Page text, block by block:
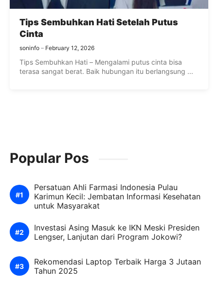
Tips Sembuhkan Hati Setelah Putus
Cinta
soninfo February 12, 2026
Tips Sembuhkan Hati – Mengalami putus cinta bisa
terasa sangat berat. Baik hubungan itu berlangsung ...
Popular Pos
Persatuan Ahli Farmasi Indonesia Pulau
Karimun Kecil: Jembatan Informasi Kesehatan
untuk Masyarakat
Investasi Asing Masuk ke IKN Meski Presiden
Lengser, Lanjutan dari Program Jokowi?
Rekomendasi Laptop Terbaik Harga 3 Jutaan
Tahun 2025